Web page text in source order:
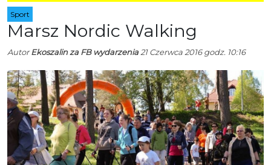
Sport
Marsz Nordic Walking
AutorEkoszalin za FB wydarzenia21 Czerwca 2016 godz. 10:16